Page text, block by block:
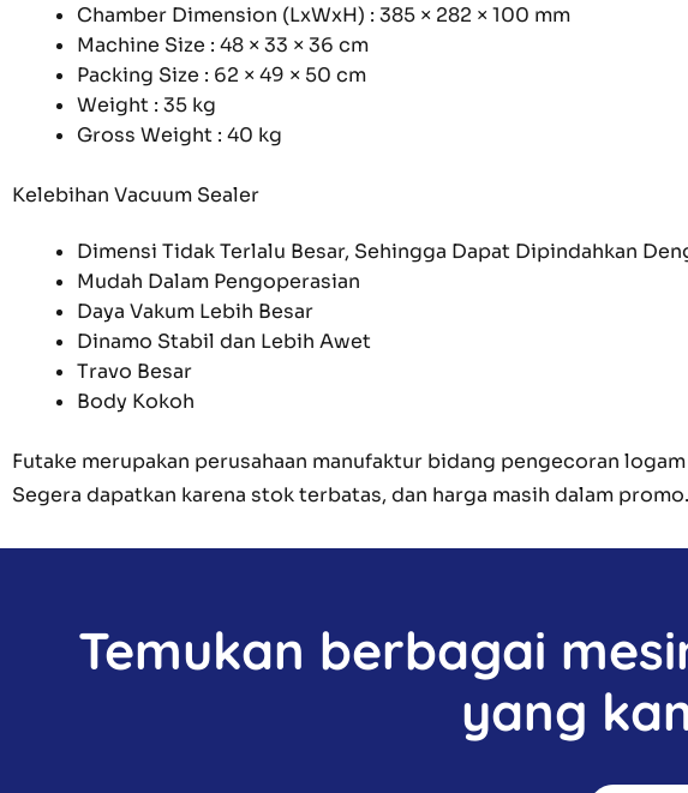
Chamber Dimension (LxWxH) : 385 × 282 × 100 mm
Machine Size : 48 × 33 × 36 cm
Packing Size : 62 × 49 × 50 cm
Weight : 35 kg
Gross Weight : 40 kg
Kelebihan Vacuum Sealer
Dimensi Tidak Terlalu Besar, Sehingga Dapat Dipindahkan
Mudah Dalam Pengoperasian
Daya Vakum Lebih Besar
Dinamo Stabil dan Lebih Awet
Travo Besar
Body Kokoh
Futake merupakan perusahaan manufaktur bidang pengecoran
Segera dapatkan karena stok terbatas, dan harga masih dalam promo.
Temukan berbagai
yang